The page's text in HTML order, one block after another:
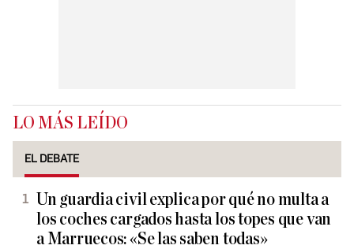
LO MÁS LEÍDO
EL DEBATE
Un guardia civil explica por qué no multa a
los coches cargados hasta los topes que van
a Marruecos: «Se las saben todas»